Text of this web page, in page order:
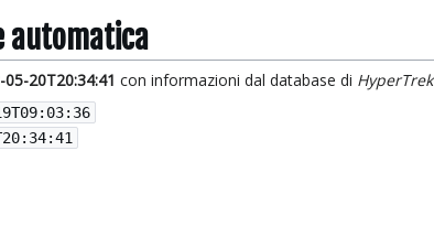
automatica
05-20T20:34:41 con informazioni dal database di HyperTrek